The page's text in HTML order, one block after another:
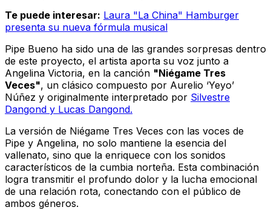
Te puede interesar: Laura "La China" Hamburger
presenta su nueva fórmula musical
Pipe Bueno ha sido una de las grandes sorpresas dentro
de este proyecto, el artista aporta su voz junto a
Angelina Victoria, en la canción "Niégame Tres
Veces", un clásico compuesto por Aurelio ‘Yeyo’
Núñez y originalmente interpretado por Silvestre
Dangond y Lucas Dangond.
La versión de Niégame Tres Veces con las voces de
Pipe y Angelina, no solo mantiene la esencia del
vallenato, sino que la enriquece con los sonidos
característicos de la cumbia norteña. Esta combinación
logra transmitir el profundo dolor y la lucha emocional
de una relación rota, conectando con el público de
ambos géneros.